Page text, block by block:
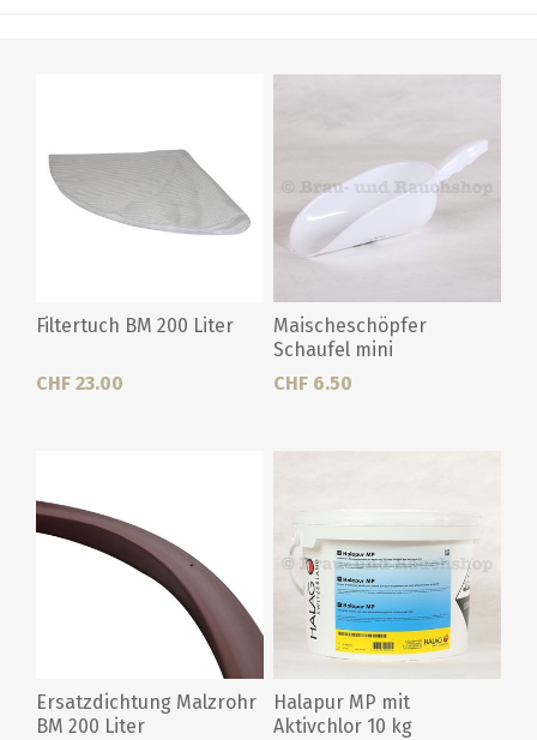
Filtertuch BM 200 Liter
CHF 23.00
Maischeschöpfer
Schaufel mini
CHF 6.50
Ersatzdichtung Malzrohr
BM 200 Liter
Halapur MP mit
Aktivchlor 10 kg